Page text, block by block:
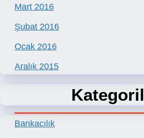
Mart 2016
Şubat 2016
Ocak 2016
Aralık 2015
Bankacılık